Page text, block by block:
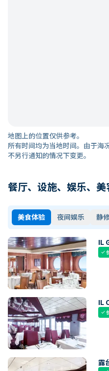
地图上的位置仅供参考。
所有时间均为当地时间。由于海
不另行通知的情况下变更。
餐厅、设施、娱乐、美
美食体验 夜间娱乐 静
IL
check
IL
check
露